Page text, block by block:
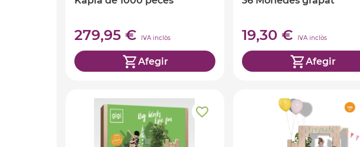
279,95 € IVA inclòs
Afegir
19,30 € IVA inclòs
Afegir